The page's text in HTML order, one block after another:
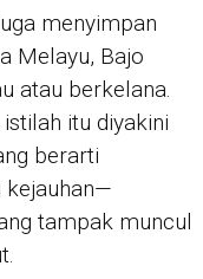
menyimpan
Melayu, Bajo
atau berkelana.
itu diyakini
berarti
kejauhan—
tampak muncul